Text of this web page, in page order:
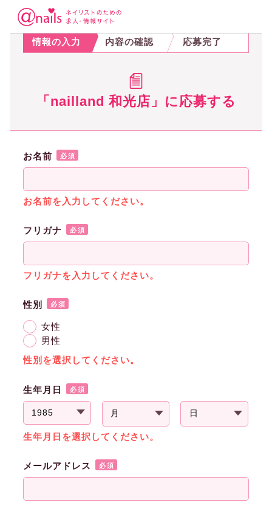
情報の入力 内容の確認 応募完了
「nailland 和光店」に応募する
お名前 必須
お名前を入力してください。
フリガナ 必須
フリガナを入力してください。
性別 必須
女性
男性
性別を選択してください。
生年月日 必須
生年月日を選択してください。
メールアドレス 必須